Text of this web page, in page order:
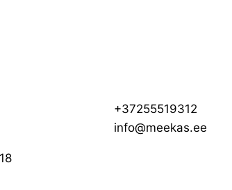
+37255519312
info@meekas.ee